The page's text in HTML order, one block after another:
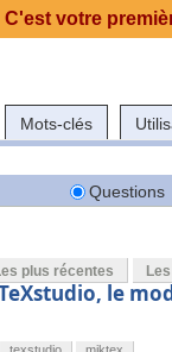
Mots-clés
Questions
plus récentes
le
C'est votre